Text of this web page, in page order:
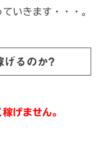
いきます・・・。
げるのか?
稼げません。